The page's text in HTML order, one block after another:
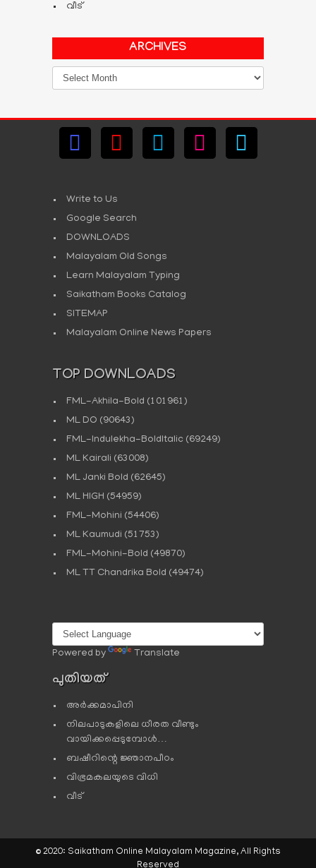
വീട്
ARCHIVES
Archives
Write to Us
Google Search
DOWNLOADS
Malayalam Old Songs
Learn Malayalam Typing
Saikatham Books Catalog
SITEMAP
Malayalam Online News Papers
TOP DOWNLOADS
FML-Akhila-Bold (101961)
ML DO (90643)
FML-Indulekha-BoldItalic (69249)
ML Kairali (63008)
ML Janki Bold (62645)
ML HIGH (54959)
FML-Mohini (54406)
ML Kaumudi (51753)
FML-Mohini-Bold (49870)
ML TT Chandrika Bold (49474)
Powered by Translate
പുതിയത്
അർക്കമാപിനി
നിലപാടുകളിലെ ധീരത വീണ്ടും
വായിക്കപ്പെടുമ്പോള്‍…
ബഷീറിന്റെ ജ്ഞാനപീഠം
വിഭ്രമകലയുടെ വിധി
വീട്
© 2020: Saikatham Online Malayalam Magazine, All Rights
Reserved